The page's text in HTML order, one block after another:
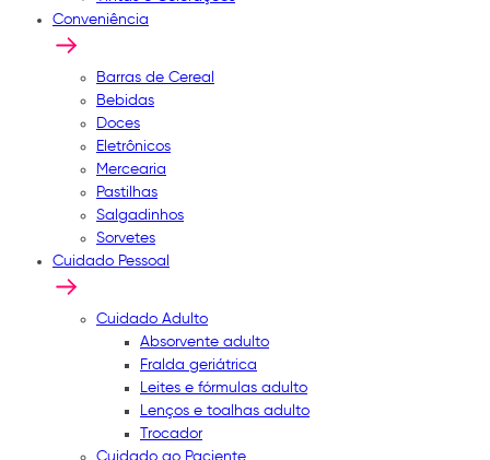
Conveniência
Barras de Cereal
Bebidas
Doces
Eletrônicos
Mercearia
Pastilhas
Salgadinhos
Sorvetes
Cuidado Pessoal
Cuidado Adulto
Absorvente adulto
Fralda geriátrica
Leites e fórmulas adulto
Lenços e toalhas adulto
Trocador
Cuidado ao Paciente